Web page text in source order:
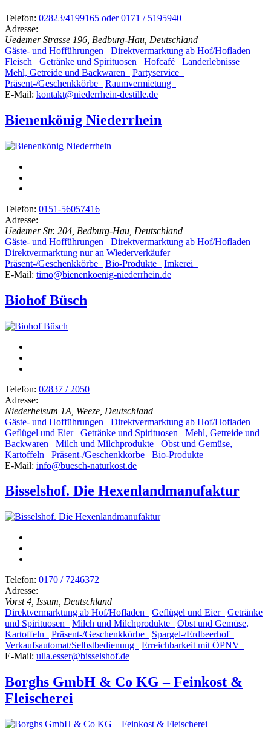
Telefon: 02823/4199165 oder 0171 / 5195940
Adresse:
Uedemer Strasse 196, Bedburg-Hau, Deutschland
Gäste- und Hofführungen
Direktvermarktung ab Hof/Hofladen
Fleisch
Getränke und Spirituosen Hofcafé
Landerlebnisse
Mehl, Getreide und Backwaren
Partyservice
Präsent-/Geschenkkörbe
Raumvermietung
E-Mail: kontakt@niederrhein-destille.de
Bienenkönig Niederrhein
Telefon: 0151-56057416
Adresse:
Uedemer Str. 204, Bedburg-Hau, Deutschland
Gäste- und Hofführungen
Direktvermarktung ab Hof/Hofladen
Direktvermarktung nur an Wiederverkäufer
Präsent-/Geschenkkörbe
Bio-Produkte
Imkerei
E-Mail: timo@bienenkoenig-niederrhein.de
Biohof Büsch
Telefon: 02837 / 2050
Adresse:
Niederhelsum 1A, Weeze, Deutschland
Gäste- und Hofführungen
Direktvermarktung ab Hof/Hofladen
Geflügel und Eier
Getränke und Spirituosen
Mehl, Getreide und
Backwaren
Milch und Milchprodukte
Obst und Gemüse,
Kartoffeln
Präsent-/Geschenkkörbe
Bio-Produkte
E-Mail: info@buesch-naturkost.de
Bisselshof. Die Hexenlandmanufaktur
Telefon: 0170 / 7246372
Adresse:
Vorst 4, Issum, Deutschland
Direktvermarktung ab Hof/Hofladen
Geflügel und Eier
Getränke
und Spirituosen
Milch und Milchprodukte
Obst und Gemüse,
Kartoffeln
Präsent-/Geschenkkörbe
Spargel-/Erdbeerhof
Verkaufsautomat/Selbstbedienung
Erreichbarkeit mit ÖPNV
E-Mail: ulla.esser@bisselshof.de
Borghs GmbH & Co KG – Feinkost &
Fleischerei